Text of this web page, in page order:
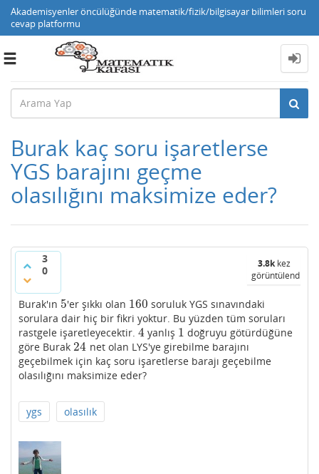
Akademisyenler öncülüğünde matematik/fizik/bilgisayar bilimleri soru
cevap platformu
Toggle
Burak kaç soru işaretlerse
YGS barajını geçme
olasılığını maksimize eder?
3
0
3.8kkez
görüntülendi
Burak'ın 5
5'er şıkkı olan 160
160 soruluk YGS sınavındaki
sorulara dair hiç bir fikri yoktur. Bu yüzden tüm soruları
rastgele işaretleyecektir. 4
4yanlış 1
1 doğruyu götürdüğüne
göre Burak 24
24 net olan LYS'ye girebilme barajını
geçebilmek için kaç soru işaretlerse barajı geçebilme
olasılığını maksimize eder?
ygs olasılık